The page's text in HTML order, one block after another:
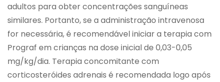
adultos para obter concentrações sanguíneas
similares. Portanto, se a administração intravenosa
for necessária, é recomendável iniciar a terapia com
Prograf em crianças na dose inicial de 0,03-0,05
mg/kg/dia. Terapia concomitante com
corticosteróides adrenais é recomendada logo após